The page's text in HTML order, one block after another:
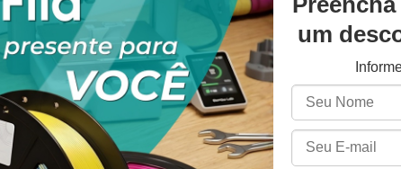
seleção.
é a maior fabricante de
e resinas 3D do
e multinacional referência
Entre em contato conosco:
Whatsapp:
um